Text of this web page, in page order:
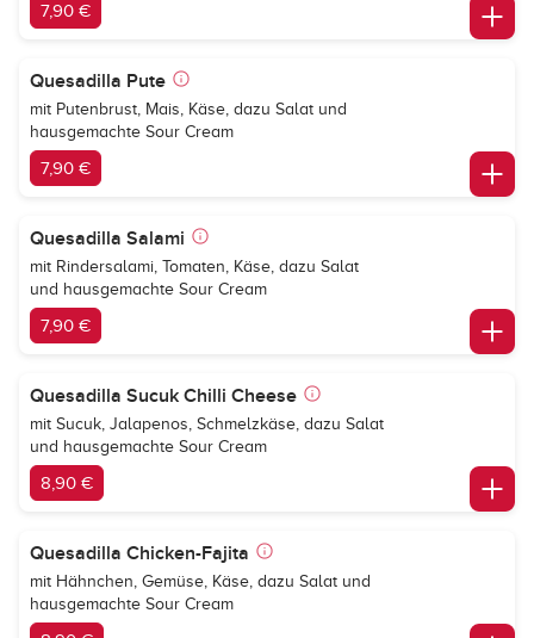
7,90 €
Quesadilla Pute
mit Putenbrust, Mais, Käse, dazu Salat und
hausgemachte Sour Cream
7,90 €
Quesadilla Salami
mit Rindersalami, Tomaten, Käse, dazu Salat
und hausgemachte Sour Cream
7,90 €
Quesadilla Sucuk Chilli Cheese
mit Sucuk, Jalapenos, Schmelzkäse, dazu Salat
und hausgemachte Sour Cream
8,90 €
Quesadilla Chicken-Fajita
mit Hähnchen, Gemüse, Käse, dazu Salat und
hausgemachte Sour Cream